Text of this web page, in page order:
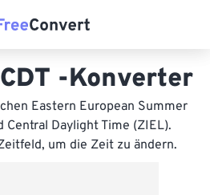
-Konverter
Eastern European Summer
Central Daylight Time (ZIEL).
um die Zeit zu ändern.